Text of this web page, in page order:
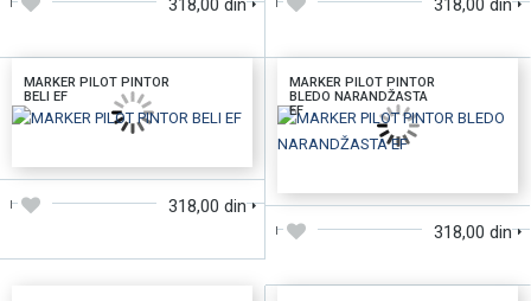
318,00 din 318,00 din
MARKER PILOT PINTOR
BELI EF
318,00 din
MARKER PILOT PINTOR
BLEDO NARANDŽASTA
EF
318,00 din